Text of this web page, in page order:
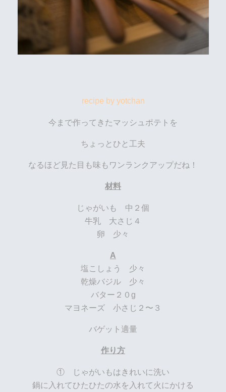
recipe by yotchan
今まで作ってきたマッシュポテトを
ちょっとひと工夫
なるほど見た目も味もワンランクアップだね！
材料
じゃがいも 中２個
牛乳 大さじ４
卵 少々
A
塩こしょう 少々
乾燥バジル 少々
バター２０g
マヨネーズ 小さじ２〜３
バゲット適量
作り方
① じゃがいもはきれいに洗い
鍋に入れてひたひたの水を入れて火にかける